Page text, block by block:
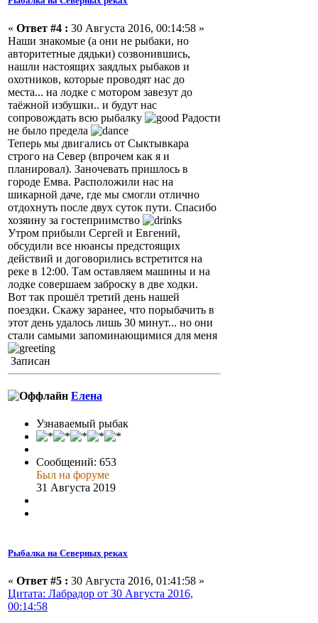
« Ответ #4 : 30 Августа 2016, 00:14:58 »
Наши знакомые (а они не рыбаки, но
авторитетные дядьки) созвонившись,
нашли настоящих заядлых рыбаков и
охотников, которые проводят нас до
места... на лодке с мотором завезут до
таёжной избушки.. и будут нас
сопровождать всю рыбалку
Радости
не было предела
Теперь мы двигались от Сыктывкара
строго на Север (впрочем как я и
планировал). Заночевать пришлось в
городе Емва. Расположили нас на
шикарной даче, где мы смогли отлично
отдохнуть после двух суток пути. Спасибо
хозяину за гостеприимство
Утром прибыли Сергей и Евгений,
обсудили все нюансы предстоящих
действий и договорились встретится на
реке в 12:00. Там оставляем машины и на
лодке совершаем заброску в две ходки.
Вот так прошёл третий день нашей
поездки. Скажу заранее, что порыбачить в
этот день удалось лишь 30 минут... но они
стали самыми запоминающимися для меня
Записан
Елена
Узнаваемый рыбак
Сообщений: 653
Был на форуме
31 Августа 2019
Рыбалка на Северных реках
« Ответ #5 : 30 Августа 2016, 01:41:58 »
Цитата: Лабрадор от 30 Августа 2016,
00:14:58